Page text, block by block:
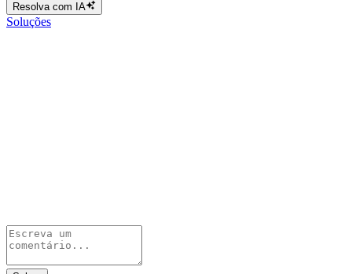
Resolva com IA
Soluções